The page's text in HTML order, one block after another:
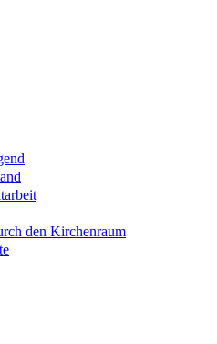
den Kirchenraum